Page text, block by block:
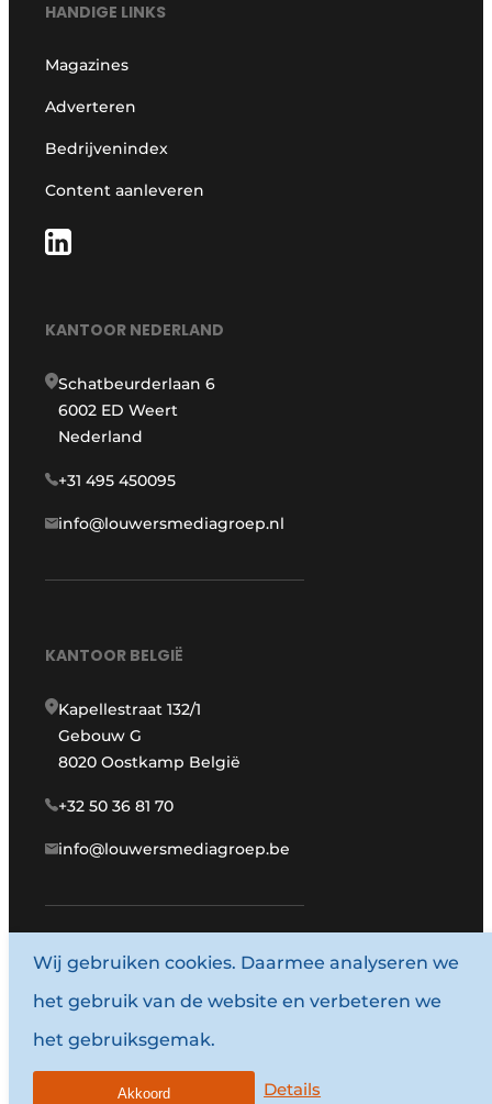
HANDIGE LINKS
Magazines
Adverteren
Bedrijvenindex
Content aanleveren
KANTOOR NEDERLAND
Schatbeurderlaan 6
6002 ED Weert
Nederland
+31 495 450095
info@louwersmediagroep.nl
KANTOOR BELGIË
Kapellestraat 132/1
Gebouw G
8020 Oostkamp België
+32 50 36 81 70
info@louwersmediagroep.be
www.louwersmediagroep.com
© 1987 - 2026 Louwersmediagroep.
Algemene voorwaarden
Wij gebruiken cookies. Daarmee analyseren we
het gebruik van de website en verbeteren we
het gebruiksgemak.
Details
Akkoord